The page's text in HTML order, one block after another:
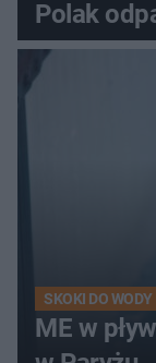
Polak
SKOKI DO WODY
ME w